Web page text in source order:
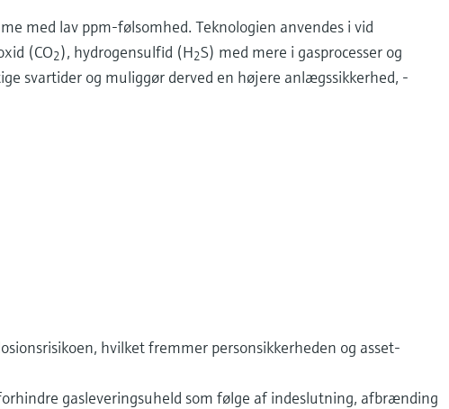
med lav ppm-følsomhed. Teknologien anvendes i vid
(CO2), hydrogensulfid (H2S) med mere i gasprocesser og
svartider og muliggør derved en højere anlægssikkerhed, -
hvilket fremmer personsikkerheden og asset-
gasleveringsuheld som følge af indeslutning, afbrænding